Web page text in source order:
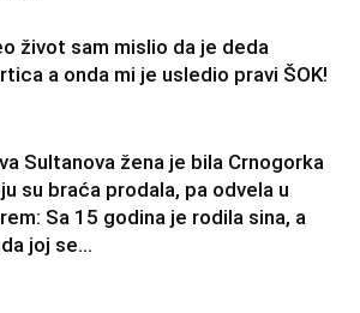
život sam mislio da je deda
a onda mi je usledio pravi ŠOK!
Sultanova žena je bila Crnogorka
su braća prodala, pa odvela u
Sa 15 godina je rodila sina, a
joj se...